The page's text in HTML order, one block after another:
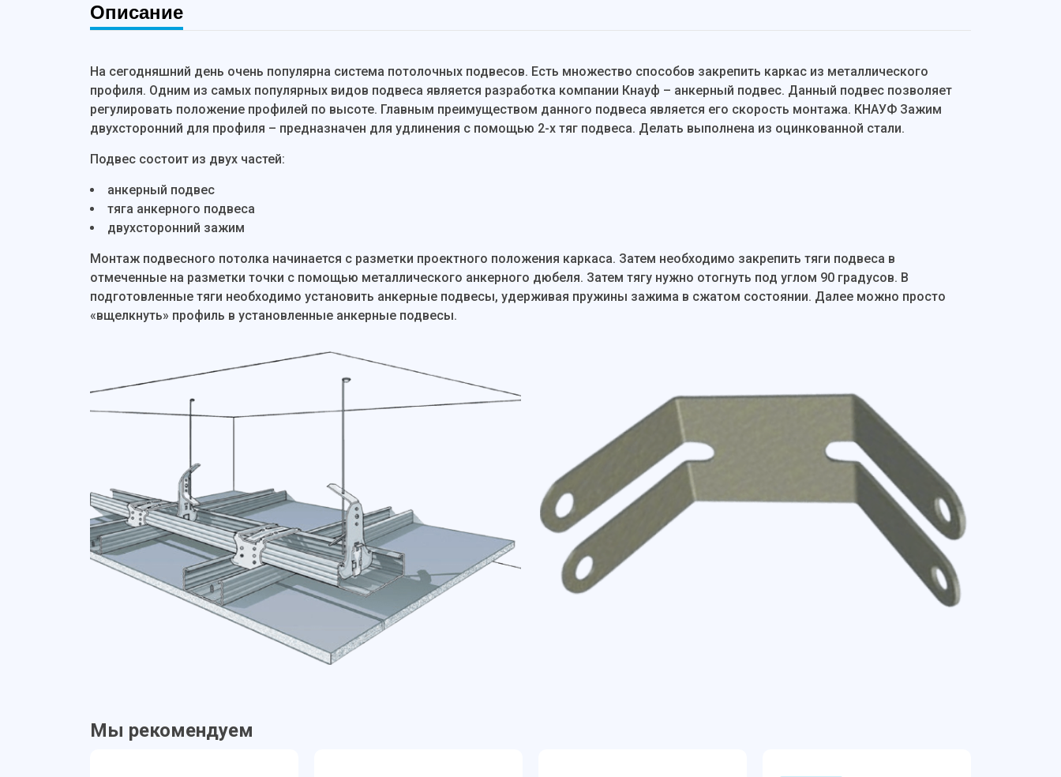
Описание
На сегодняшний день очень популярна система потолочных подвесов. Есть множество способов закрепить каркас из металлического
профиля. Одним из самых популярных видов подвеса является разработка компании Кнауф – анкерный подвес. Данный подвес позволяет
регулировать положение профилей по высоте. Главным преимуществом данного подвеса является его скорость монтажа. КНАУФ Зажим
двухсторонний для профиля – предназначен для удлинения с помощью 2-х тяг подвеса. Делать выполнена из оцинкованной стали.
Подвес состоит из двух частей:
анкерный подвес
тяга анкерного подвеса
двухсторонний зажим
Монтаж подвесного потолка начинается с разметки проектного положения каркаса. Затем необходимо закрепить тяги подвеса в
отмеченные на разметки точки с помощью металлического анкерного дюбеля. Затем тягу нужно отогнуть под углом 90 градусов. В
подготовленные тяги необходимо установить анкерные подвесы, удерживая пружины зажима в сжатом состоянии. Далее можно просто
«вщелкнуть» профиль в установленные анкерные подвесы.
Мы рекомендуем